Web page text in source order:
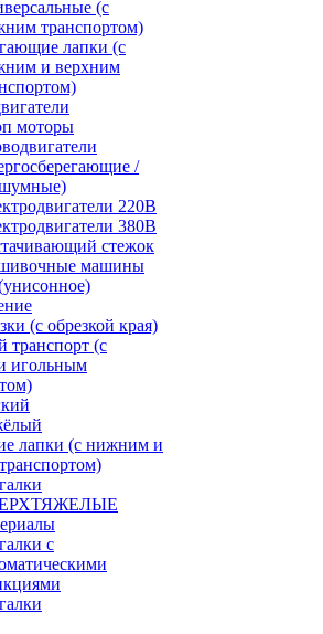
(с
транспортом)
лапки (с
и верхним
моторы
/
220В
380В
стежок
машины
(с обрезкой края)
транспорт (с
игольным
лапки (с нижним и
с